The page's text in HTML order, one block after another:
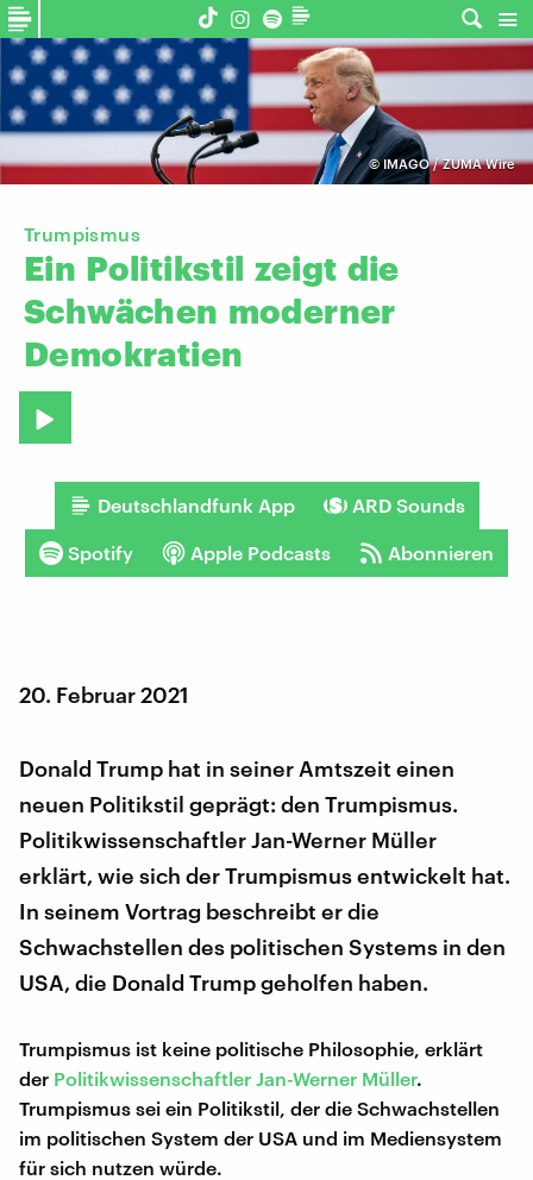
©IMAGO / ZUMA Wire
Trumpismus
Ein Politikstil zeigt die
Schwächen moderner
Demokratien
Deutschlandfunk App ARD Sounds
Spotify Apple Podcasts Abonnieren
20. Februar 2021
Donald Trump hat in seiner Amtszeit einen
neuen Politikstil geprägt: den Trumpismus.
Politikwissenschaftler Jan-Werner Müller
erklärt, wie sich der Trumpismus entwickelt hat.
In seinem Vortrag beschreibt er die
Schwachstellen des politischen Systems in den
USA, die Donald Trump geholfen haben.
Trumpismus ist keine politische Philosophie, erklärt
der Politikwissenschaftler Jan-Werner Müller.
Trumpismus sei ein Politikstil, der die Schwachstellen
im politischen System der USA und im Mediensystem
für sich nutzen würde.